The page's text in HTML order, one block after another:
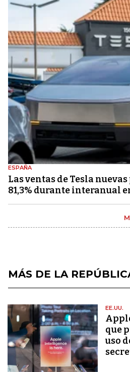
ESPAÑA
Las ventas de Tesla
81,3% durante interanual
MÁS DE LA
EE.UU.
que
uso